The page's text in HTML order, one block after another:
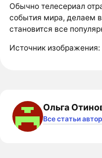
Обычно телесериал
события мира, делаем
становится все
Источник
Ольга
Все статьи